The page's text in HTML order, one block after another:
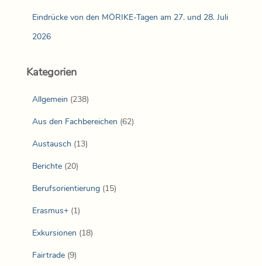
Eindrücke von den MÖRIKE-Tagen am 27. und 28. Juli
2026
Kategorien
Allgemein (238)
Aus den Fachbereichen (62)
Austausch (13)
Berichte (20)
Berufsorientierung (15)
Erasmus+ (1)
Exkursionen (18)
Fairtrade (9)